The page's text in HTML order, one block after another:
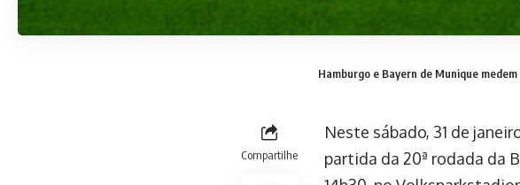
Hamburgo e Bayern de Munique
Compartilhe
Neste sábado, 31 de
partida da 20ª rodada da